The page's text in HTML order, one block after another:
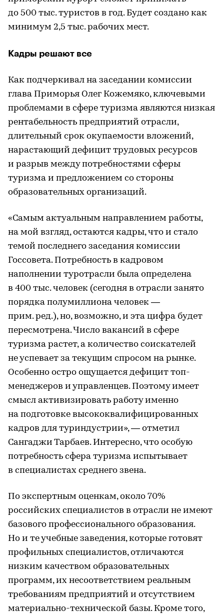
до 500 тыс. туристов в год. Будет создано как
минимум 2,5 тыс. рабочих мест.
Кадры решают все
Как подчеркивал на заседании комиссии
глава Приморья Олег Кожемяко, ключевыми
проблемами в сфере туризма являются низкая
рентабельность предприятий отрасли,
длительный срок окупаемости вложений,
нарастающий дефицит трудовых ресурсов
и разрыв между потребностями сферы
туризма и предложением со стороны
образовательных организаций.
«Самым актуальным направлением работы,
на мой взгляд, остаются кадры, что и стало
темой последнего заседания комиссии
Госсовета. Потребность в кадровом
наполнении туротрасли была определена
в 400 тыс. человек (сегодня в отрасли занято
порядка полумиллиона человек —
прим. ред.), но, возможно, и эта цифра будет
пересмотрена. Число вакансий в сфере
туризма растет, а количество соискателей
не успевает за текущим спросом на рынке.
Особенно остро ощущается дефицит топ-
менеджеров и управленцев. Поэтому имеет
смысл активизировать работу именно
на подготовке высококвалифицированных
кадров для туриндустрии», — отметил
Сангаджи Тарбаев. Интересно, что особую
потребность сфера туризма испытывает
в специалистах среднего звена.
По экспертным оценкам, около 70%
российских специалистов в отрасли не имеют
базового профессионального образования.
Но и те учебные заведения, которые готовят
профильных специалистов, отличаются
низким качеством образовательных
программ, их несоответствием реальным
требованиям предприятий и отсутствием
материально-технической базы. Кроме того,